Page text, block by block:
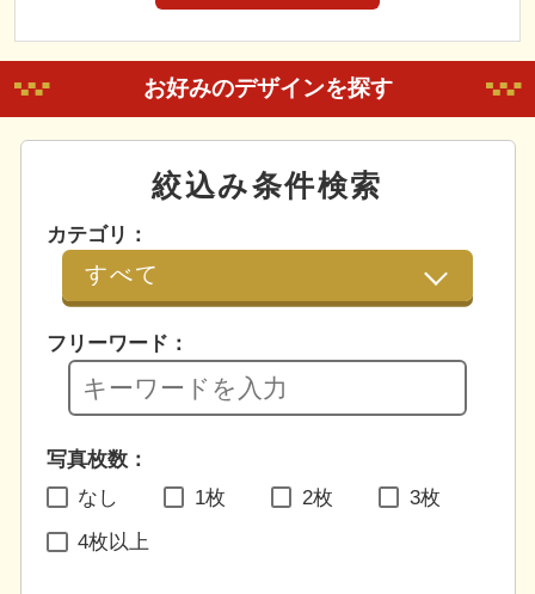
お好みのデザインを探す
絞込み条件検索
カテゴリ：
フリーワード：
写真枚数：
なし
1枚 2枚 3枚
4枚以上